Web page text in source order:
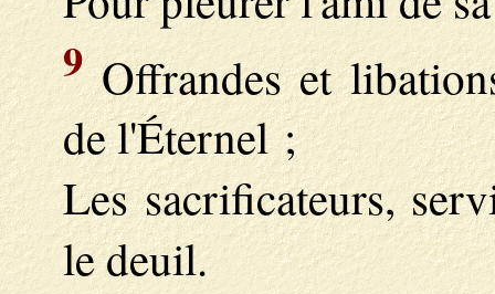
9Offrandes et
de l'Éternel ;
Les sacrificateurs,
le deuil.